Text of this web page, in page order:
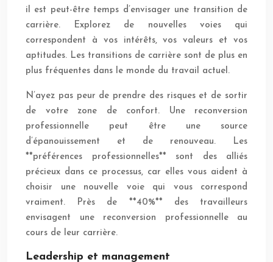
il est peut-être temps d’envisager une transition de
carrière. Explorez de nouvelles voies qui
correspondent à vos intérêts, vos valeurs et vos
aptitudes. Les transitions de carrière sont de plus en
plus fréquentes dans le monde du travail actuel.
N’ayez pas peur de prendre des risques et de sortir
de votre zone de confort. Une reconversion
professionnelle peut être une source
d’épanouissement et de renouveau. Les
**préférences professionnelles** sont des alliés
précieux dans ce processus, car elles vous aident à
choisir une nouvelle voie qui vous correspond
vraiment. Près de **40%** des travailleurs
envisagent une reconversion professionnelle au
cours de leur carrière.
Leadership et management